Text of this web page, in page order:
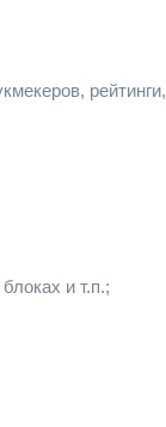
рейтинги,
и т.п.;